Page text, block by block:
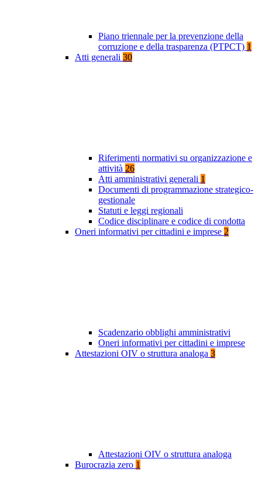
Piano triennale per la prevenzione della
corruzione e della trasparenza (PTPCT) 1
Atti generali 30
Riferimenti normativi su organizzazione e
attività 26
Atti amministrativi generali 1
Documenti di programmazione strategico-
gestionale
Statuti e leggi regionali
Codice disciplinare e codice di condotta
Oneri informativi per cittadini e imprese 2
Scadenzario obblighi amministrativi
Oneri informativi per cittadini e imprese
Attestazioni OIV o struttura analoga 3
Attestazioni OIV o struttura analoga
Burocrazia zero 1